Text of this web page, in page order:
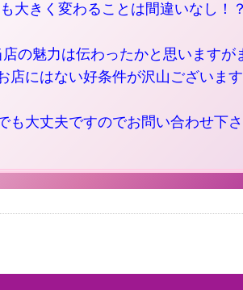
大きく変わることは間違いなし！？
の魅力は伝わったかと思いますが
店にはない好条件が沢山ございます
も大丈夫ですのでお問い合わせ下さ